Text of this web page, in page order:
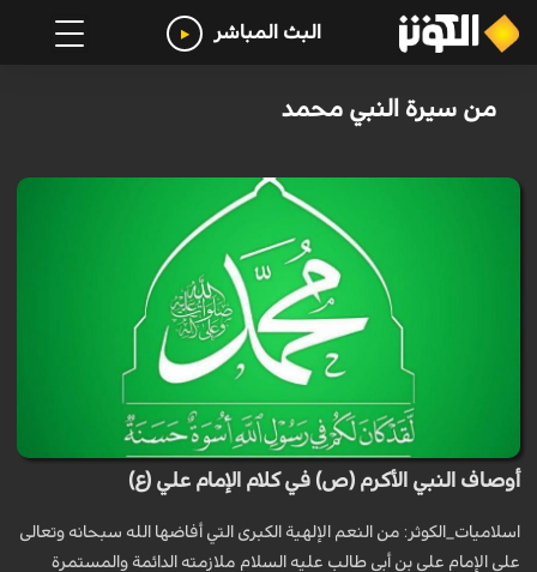
البث المباشر
من سيرة النبي محمد
أوصاف النبي الأكرم (ص) في كلام الإمام علي (ع)
اسلاميات_الكوثر: من النعم الإلهية الكبرى التي أفاضها الله سبحانه وتعالى
على الإمام علي بن أبي طالب عليه السلام ملازمته الدائمة والمستمرة